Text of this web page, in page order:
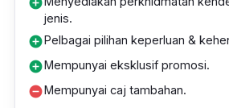
jenis.
add_circlePelbagai pilihan keperluan &
add_circleMempunyai eksklusif promosi.
remove_circleMempunyai caj tambahan.